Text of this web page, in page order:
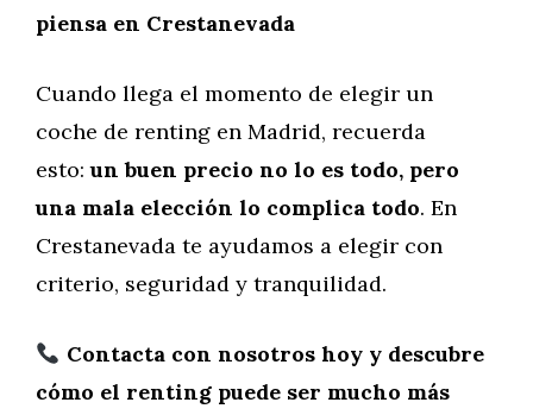
piensa en Crestanevada
Cuando llega el momento de elegir un
coche de renting en Madrid, recuerda
esto:un buen precio no lo es todo, pero
una mala elección lo complica todo. En
Crestanevada te ayudamos a elegir con
criterio, seguridad y tranquilidad.
Contacta con nosotros hoy y descubre
cómo el renting puede ser mucho más